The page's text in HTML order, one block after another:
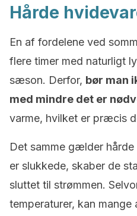
Hårde
En af fordelene ved
flere timer med naturligt
sæson. Derfor, bør man
med mindre det er
varme, hvilket er præcis
Det samme gælder
er slukkede, skaber de
sluttet til strømmen.
temperaturer, kan